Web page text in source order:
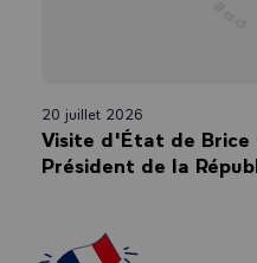
20 juillet 2026
Visite d'État de Brice
Président de la